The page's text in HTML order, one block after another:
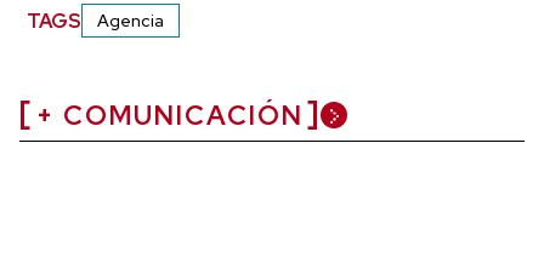
TAGS Agencia
+ COMUNICACIÓN